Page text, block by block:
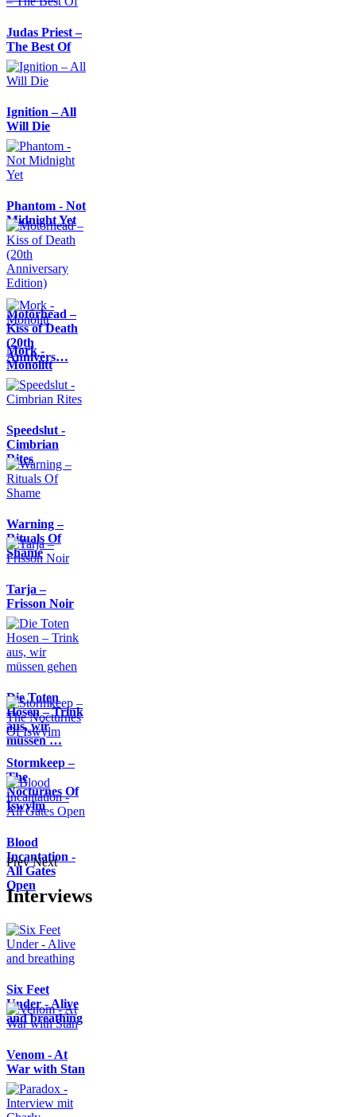
Judas Priest –
The Best Of
Ignition – All
Will Die
Phantom - Not
Midnight Yet
Motörhead –
Kiss of Death
(20th
Annivers…
Mork -
Monolitt
Speedslut -
Cimbrian
Rites
Warning –
Rituals Of
Shame
Tarja –
Frisson Noir
Die Toten
Hosen – Trink
aus, wir
müssen …
Stormkeep –
The
Nocturnes Of
Iswylm
Blood
Incantation -
All Gates
Open
Prev Next
Interviews
Six Feet
Under - Alive
and breathing
Venom - At
War with Stan